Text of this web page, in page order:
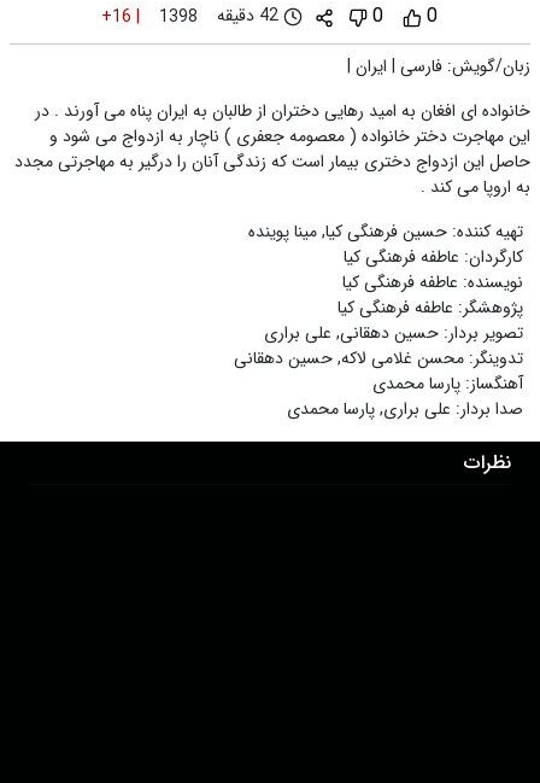
0
0 42 دقیقه 1398
+16 |
زبان/گویش: فارسی | ایران |
خانواده ای افغان به امید رهایی دختران از طالبان به ایران پناه می آورند . در
این مهاجرت دختر خانواده ( معصومه جعفری ) ناچار به ازدواج می شود و
حاصل این ازدواج دختری بیمار است که زندگی آنان را درگیر به مهاجرتی مجدد
به اروپا می کند .
تهیه کننده: حسین فرهنگی کیا,مینا پوینده
کارگردان: عاطفه فرهنگی کیا
نویسنده: عاطفه فرهنگی کیا
پژوهشگر: عاطفه فرهنگی کیا
تصویر بردار: حسین دهقانی, علی براری
تدوینگر: محسن غلامی لاکه,حسین دهقانی
آهنگساز: پارسا محمدی
صدا بردار: علی براری,پارسا محمدی
نظرات